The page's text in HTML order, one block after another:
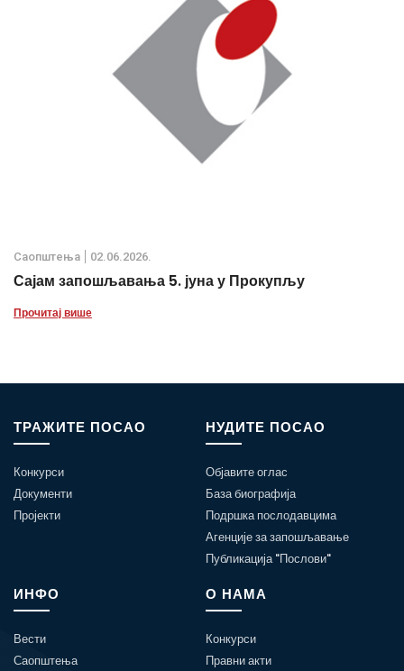
Саопштења 02.06.2026.
Сајам запошљавања 5. јуна у Прокупљу
Прочитај више
ТРАЖИТЕ ПОСАО
Конкурси
Документи
Пројекти
НУДИТЕ ПОСАО
Објавите оглас
База биографија
Подршка послодавцима
Агенције за запошљавање
Публикација "Послови"
ИНФО
Вести
Саопштења
О НАМА
Конкурси
Правни акти